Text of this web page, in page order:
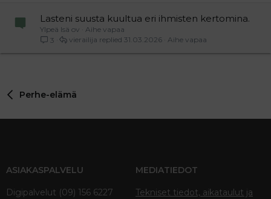
Lasteni suusta kuultua eri ihmisten kertomina.
Ylpeä Isä ov
Aihe vapaa
3
Aihe vapaa
31.03.2026
vierailija
Perhe-elämä
ASIAKASPALVELU
Digipalvelut (09) 156 6227
MEDIATIEDOT
Tekniset tiedot, aikataulut ja